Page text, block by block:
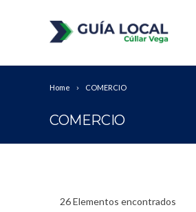
Home COMERCIO
COMERCIO
26Elementos encontrados